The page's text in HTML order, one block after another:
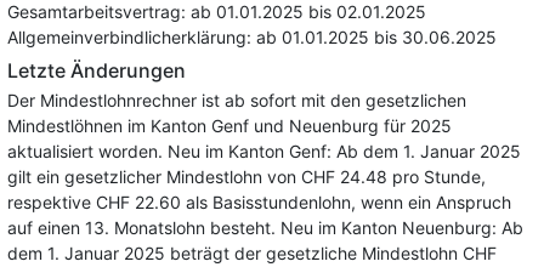
Gesamtarbeitsvertrag: ab 01.01.2025 bis 02.01.2025
Allgemeinverbindlicherklärung: ab 01.01.2025 bis 30.06.2025
Letzte Änderungen
Der Mindestlohnrechner ist ab sofort mit den gesetzlichen
Mindestlöhnen im Kanton Genf und Neuenburg für 2025
aktualisiert worden. Neu im Kanton Genf: Ab dem 1. Januar 2025
gilt ein gesetzlicher Mindestlohn von CHF 24.48 pro Stunde,
respektive CHF 22.60 als Basisstundenlohn, wenn ein Anspruch
auf einen 13. Monatslohn besteht. Neu im Kanton Neuenburg: Ab
dem 1. Januar 2025 beträgt der gesetzliche Mindestlohn CHF